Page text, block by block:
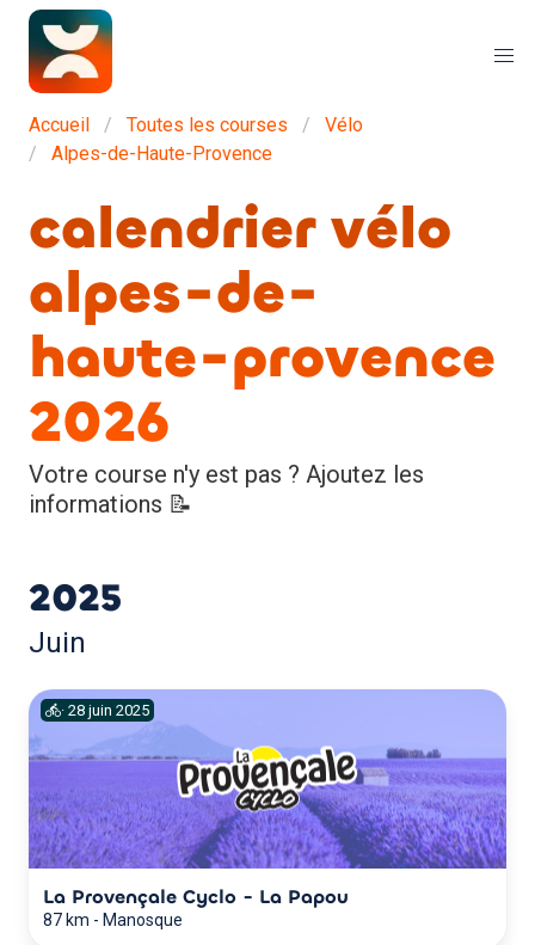
Accueil Toutes les courses
Vélo
Alpes-de-Haute-Provence
calendrier vélo
alpes-de-
haute-provence
2026
Votre course n'y est pas ? Ajoutez les
informations 📝
2025
Juin
· 28 juin 2025
La Provençale Cyclo - La Papou
87 km - Manosque